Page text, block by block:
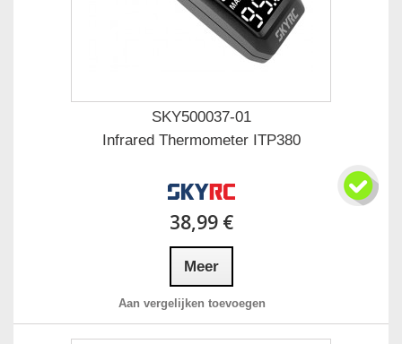
SKY500037-01
Infrared Thermometer ITP380
38,99 €
Meer
Aan vergelijken toevoegen